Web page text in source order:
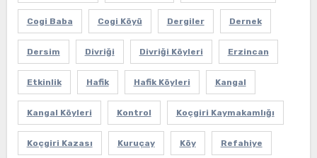
Cogi Baba Cogi Köyü Dergiler Dernek
Dersim Divriği Divriği Köyleri Erzincan
Etkinlik Hafik Hafik Köyleri Kangal
Kangal Köyleri Kontrol Koçgiri Kaymakamlığı
Koçgiri Kazası Kuruçay Köy Refahiye